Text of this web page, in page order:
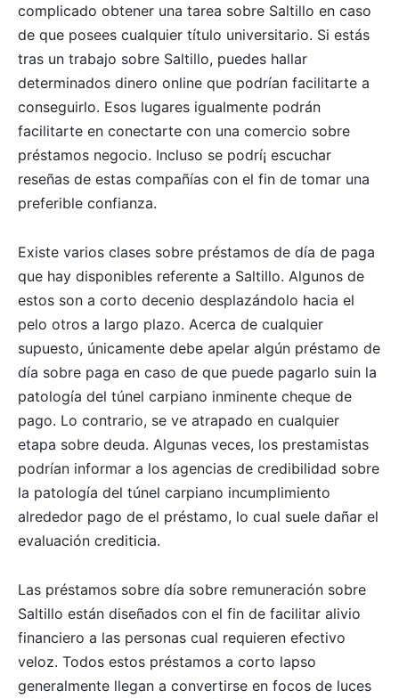
complicado obtener una tarea sobre Saltillo en caso
de que posees cualquier título universitario. Si estás
tras un trabajo sobre Saltillo, puedes hallar
determinados dinero online que podrían facilitarte a
conseguirlo. Esos lugares igualmente podrán
facilitarte en conectarte con una comercio sobre
préstamos negocio. Incluso se podrí¡ escuchar
reseñas de estas compañías con el fin de tomar una
preferible confianza.
Existe varios clases sobre préstamos de día de paga
que hay disponibles referente a Saltillo. Algunos de
estos son a corto decenio desplazándolo hacia el
pelo otros a largo plazo. Acerca de cualquier
supuesto, únicamente debe apelar algún préstamo de
día sobre paga en caso de que puede pagarlo suin la
patologí­a del túnel carpiano inminente cheque de
pago. Lo contrario, se ve atrapado en cualquier
etapa sobre deuda. Algunas veces, los prestamistas
podrían informar a los agencias de credibilidad sobre
la patologí­a del túnel carpiano incumplimiento
alrededor pago de el préstamo, lo cual suele dañar el
evaluación crediticia.
Las préstamos sobre día sobre remuneración sobre
Saltillo están diseñados con el fin de facilitar alivio
financiero a las personas cual requieren efectivo
veloz. Todos estos préstamos a corto lapso
generalmente llegan a convertirse en focos de luces